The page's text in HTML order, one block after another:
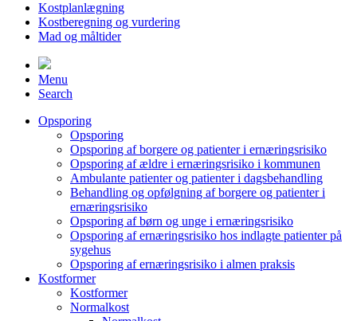
Kostplanlægning
Kostberegning og vurdering
Mad og måltider
Menu
Search
Opsporing
Opsporing
Opsporing af borgere og patienter i ernæringsrisiko
Opsporing af ældre i ernæringsrisiko i kommunen
Ambulante patienter og patienter i dagsbehandling
Behandling og opfølgning af borgere og patienter i
ernæringsrisiko
Opsporing af børn og unge i ernæringsrisiko
Opsporing af ernæringsrisiko hos indlagte patienter på
sygehus
Opsporing af ernæringsrisiko i almen praksis
Kostformer
Kostformer
Normalkost